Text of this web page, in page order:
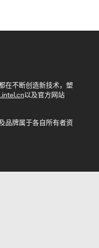
在不断创造新技术，塑
以及官方网站
品牌属于各自所有者资